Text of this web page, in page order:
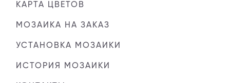
КАРТА ЦВЕТОВ
МОЗАИКА НА ЗАКАЗ
УСТАНОВКА МОЗАИКИ
ИСТОРИЯ МОЗАИКИ